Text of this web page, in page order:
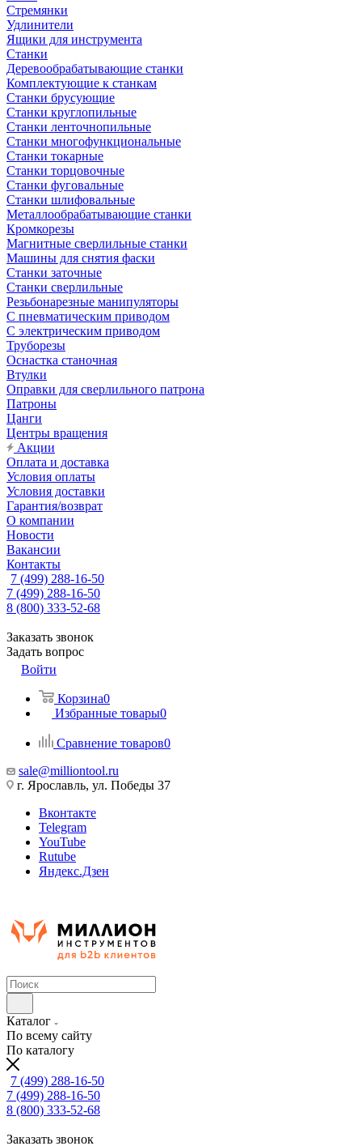
Стремянки
Удлинители
Ящики для инструмента
Станки
Деревообрабатывающие станки
Комплектующие к станкам
Станки брусующие
Станки круглопильные
Станки ленточнопильные
Станки многофункциональные
Станки токарные
Станки торцовочные
Станки фуговальные
Станки шлифовальные
Металлообрабатывающие станки
Кромкорезы
Магнитные сверлильные станки
Машины для снятия фаски
Станки заточные
Станки сверлильные
Резьбонарезные манипуляторы
С пневматическим приводом
С электрическим приводом
Труборезы
Оснастка станочная
Втулки
Оправки для сверлильного патрона
Патроны
Цанги
Центры вращения
Акции
Оплата и доставка
Условия оплаты
Условия доставки
Гарантия/возврат
О компании
Новости
Вакансии
Контакты
7 (499) 288-16-50
7 (499) 288-16-50
8 (800) 333-52-68
Заказать звонок
Задать вопрос
Войти
Корзина0
Избранные товары0
Сравнение товаров0
sale@milliontool.ru
г. Ярославль, ул. Победы 37
Вконтакте
Telegram
YouTube
Rutube
Яндекс.Дзен
Каталог
По всему сайту
По каталогу
7 (499) 288-16-50
7 (499) 288-16-50
8 (800) 333-52-68
Заказать звонок